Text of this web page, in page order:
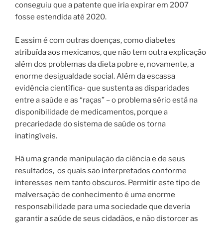
conseguiu que a patente que iria expirar em 2007
fosse estendida até 2020.
E assim é com outras doenças, como diabetes
atribuída aos mexicanos, que não tem outra explicação
além dos problemas da dieta pobre e, novamente, a
enorme desigualdade social. Além da escassa
evidência científica- que sustenta as disparidades
entre a saúde e as “raças” – o problema sério está na
disponibilidade de medicamentos, porque a
precariedade do sistema de saúde os torna
inatingíveis.
Há uma grande manipulação da ciência e de seus
resultados, os quais são interpretados conforme
interesses nem tanto obscuros. Permitir este tipo de
malversação de conhecimento é uma enorme
responsabilidade para uma sociedade que deveria
garantir a saúde de seus cidadãos, e não distorcer as